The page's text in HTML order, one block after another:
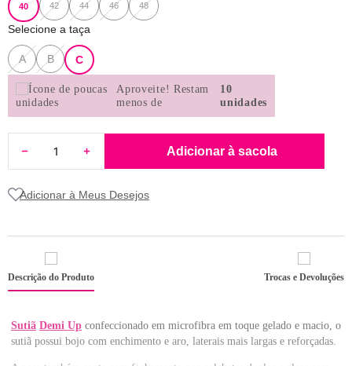
8 renda
9 sutiã renda
10 body
40 42 44 46 48
Selecione a taça
A B C
Aproveite! Restam
menos de
10
unidades
Adicionar à sacola
Descrição do Produto Trocas e Devoluções
Sutiã Demi Up confeccionado em microfibra em toque gelado e macio, o
sutiã possui bojo com enchimento e aro, laterais mais largas e reforçadas.